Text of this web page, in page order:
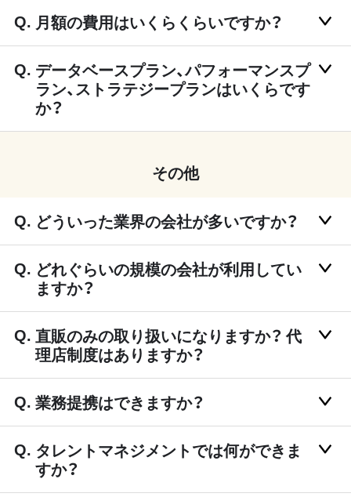
月額の費用はいくらくらいですか？
データベースプラン、パフォーマンスプ
ラン、ストラテジープランはいくらです
か？
その他
どういった業界の会社が多いですか？
どれぐらいの規模の会社が利用してい
ますか？
直販のみの取り扱いになりますか？ 代
理店制度はありますか？
業務提携はできますか？
タレントマネジメントでは何ができま
すか？